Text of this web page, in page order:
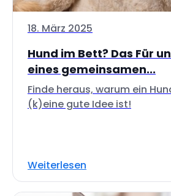
18. März 2025
Hund im Bett? Das Für
eines gemeinsamen...
Finde heraus, warum ein
(k)eine gute Idee ist!
Weiterlesen